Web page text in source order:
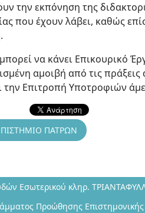
την εκπόνηση της
που έχουν λάβει, καθώς
να κάνει Επικουρικό
αμοιβή από τις
Επιτροπή Υποτροφιών
ΠΑΤΡΩΝ
Σπουδών Εσωτερικού
Εσωτερικού κληρ.
Προγράμματος Προώθησης
Προώθησης